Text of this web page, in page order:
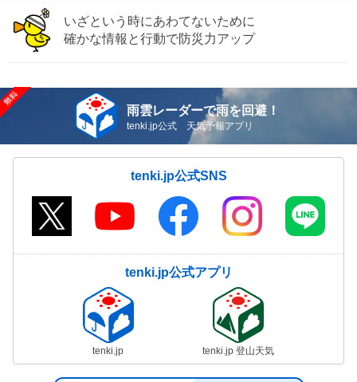
いざという時にあわてないために
確かな情報と行動で防災力アップ
雨雲レーダーで雨を回避！
tenki.jp公式 天気予報アプリ
tenki.jp公式SNS
tenki.jp公式アプリ
tenki.jp tenki.jp 登山天気